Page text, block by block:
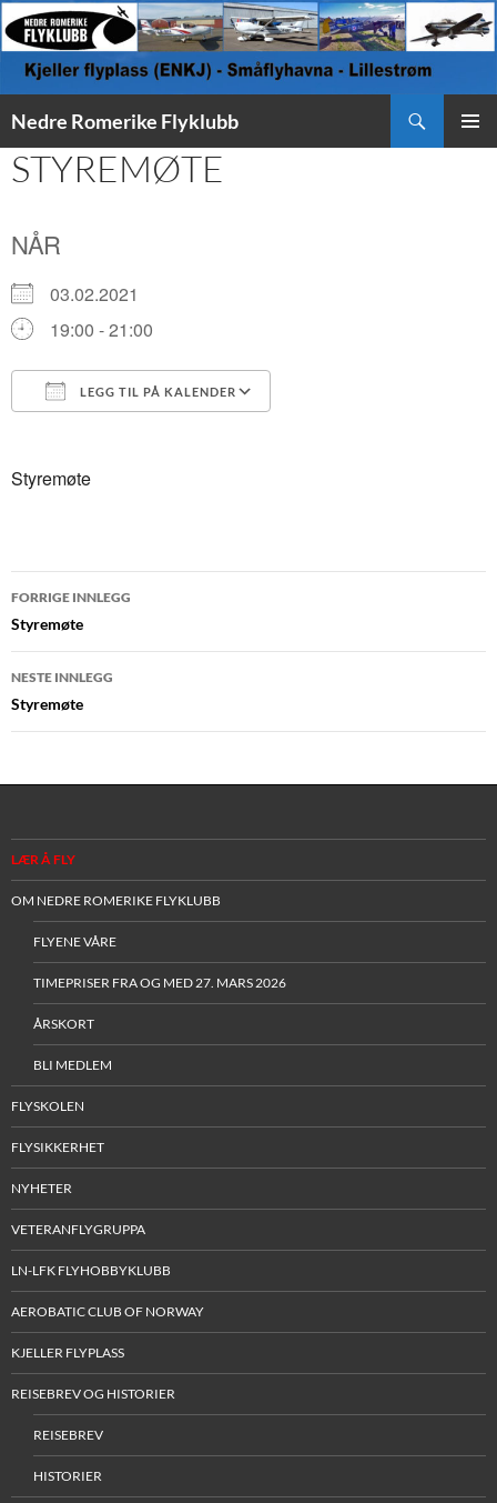
Nedre Romerike Flyklubb
TIL
INNHOLD
STYREMØTE
NÅR
03.02.2021
19:00 - 21:00
LEGG TIL PÅ KALENDER
Styremøte
Innleggsnavigasjon
FORRIGE INNLEGG
Styremøte
NESTE INNLEGG
Styremøte
LÆR Å FLY
OM NEDRE ROMERIKE FLYKLUBB
FLYENE VÅRE
TIMEPRISER FRA OG MED 27. MARS 2026
ÅRSKORT
BLI MEDLEM
FLYSKOLEN
FLYSIKKERHET
NYHETER
VETERANFLYGRUPPA
LN-LFK FLYHOBBYKLUBB
AEROBATIC CLUB OF NORWAY
KJELLER FLYPLASS
REISEBREV OG HISTORIER
REISEBREV
HISTORIER